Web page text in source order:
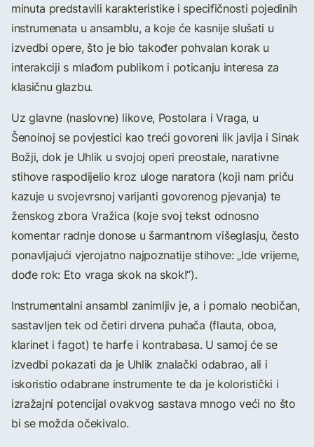
minuta predstavili karakteristike i specifičnosti pojedinih
instrumenata u ansamblu, a koje će kasnije slušati u
izvedbi opere, što je bio također pohvalan korak u
interakciji s mlađom publikom i poticanju interesa za
klasičnu glazbu.
Uz glavne (naslovne) likove, Postolara i Vraga, u
Šenoinoj se povjestici kao treći govoreni lik javlja i Sinak
Božji, dok je Uhlik u svojoj operi preostale, narativne
stihove raspodijelio kroz uloge naratora (koji nam priču
kazuje u svojevrsnoj varijanti govorenog pjevanja) te
ženskog zbora Vražica (koje svoj tekst odnosno
komentar radnje donose u šarmantnom višeglasju, često
ponavljajući vjerojatno najpoznatije stihove: „Ide vrijeme,
dođe rok: Eto vraga skok na skok!“).
Instrumentalni ansambl zanimljiv je, a i pomalo neobičan,
sastavljen tek od četiri drvena puhača (flauta, oboa,
klarinet i fagot) te harfe i kontrabasa. U samoj će se
izvedbi pokazati da je Uhlik znalački odabrao, ali i
iskoristio odabrane instrumente te da je koloristički i
izražajni potencijal ovakvog sastava mnogo veći no što
bi se možda očekivalo.